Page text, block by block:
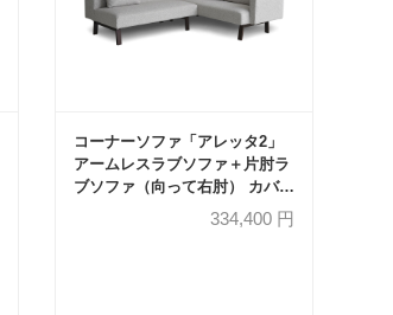
コーナーソファ「アレッタ2」
アームレスラブソファ＋片肘ラ
ブソファ（向って右肘） カバー
リング仕様 布#eu-2/J241LGL
ライトグレー色 脚部ダークブラ
334,400 円